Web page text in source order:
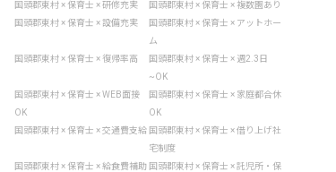
国頭郡東村 × 保育士 × 研修充実
国頭郡東村 × 保育士 × 複数園あり
国頭郡東村 × 保育士 × 設備充実
国頭郡東村 × 保育士 × アットホー
ム
国頭郡東村 × 保育士 × 復帰率高
国頭郡東村 × 保育士 × 週2.3日
~OK
国頭郡東村 × 保育士 × WEB面接
OK
国頭郡東村 × 保育士 × 家庭都合休
OK
国頭郡東村 × 保育士 × 交通費支給 国頭郡東村 × 保育士 × 借り上げ社
宅制度
国頭郡東村 × 保育士 × 給食費補助 国頭郡東村 × 保育士 × 託児所・保